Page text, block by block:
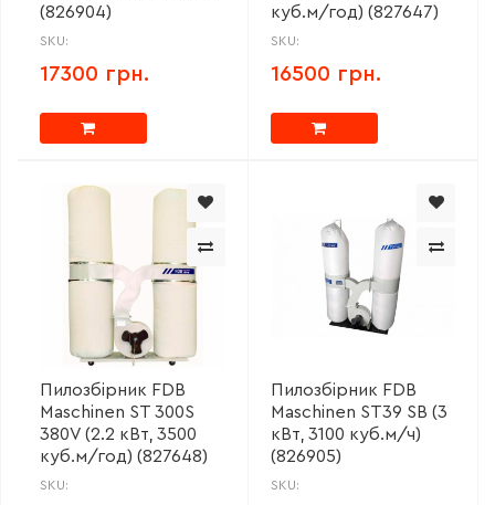
(826904)
SKU:
17300 грн.
куб.м/год) (827647)
SKU:
16500 грн.
Пилозбірник FDB
Maschinen ST 300S
380V (2.2 кВт, 3500
куб.м/год) (827648)
SKU:
Пилозбірник FDB
Maschinen ST39 SВ (3
кВт, 3100 куб.м/ч)
(826905)
SKU: